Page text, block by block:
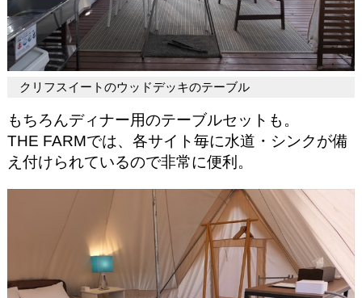
クリフスイートのウッドデッキのテーブル
もちろんディナー用のテーブルセットも。
THE FARMでは、各サイト毎に水道・シンクが備
え付けられているので非常に便利。